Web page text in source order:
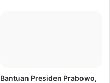
Bantuan Presiden Prabowo,